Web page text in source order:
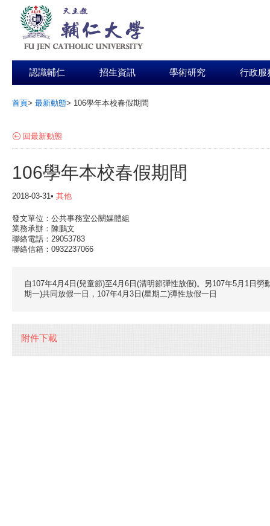
認識輔仁 招生資訊 學術研究 行政服
首頁> 最新動態> 106學年本校春假期間
回最新動態
106學年本校春假期間
2018-03-31• 其他
發文單位：公共事務室公關媒體組
業務承辦：陳鵬文
聯絡電話：29053783
聯絡信箱：0932237066
自107年4月4日(兒童節)至4月6日(清明節彈性放假)。另107年5月1日勞
期一)共同放假一日，107年4月3日(星期二)彈性放假一日
附件下載